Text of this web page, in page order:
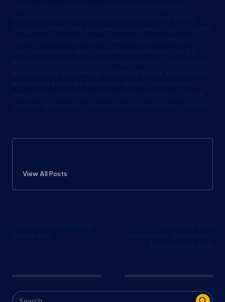
quanto non lo sia in Italia. La sempre eterna legge del
marketing ha fatto il resto: Maggiore domanda è uguale
maggiore offerta che è uguale quindi a minor costo. È questo
il vero motivo. In Italia i medici dentisti e gli odontotecnici si
sono sbizzarriti per anni a svuotare i portafogli ai clienti e
qualcuno è riuscito accogliere la palla al balzo. Una cosa va
detta:
prima di scegliere un dentista all’estero, è opportuno
valutare ed informarsi bene
sulla struttura, gli interventi
eseguiti e le opinioni dei clienti. Internet, per fortuna, offre il
modo di apprendere ormai qualsiasi notizia sull’argomento.
View All Posts
navigation
Come realizzare alcune
ricette light
Evoluzione della
connettività: dal doppino
telefonico all’ADSL
Cerca